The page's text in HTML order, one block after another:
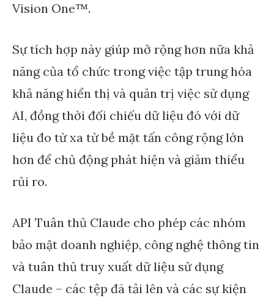
Vision One™.
Sự tích hợp này giúp mở rộng hơn nữa khả
năng của tổ chức trong việc tập trung hóa
khả năng hiển thị và quản trị việc sử dụng
AI, đồng thời đối chiếu dữ liệu đó với dữ
liệu đo từ xa từ bề mặt tấn công rộng lớn
hơn để chủ động phát hiện và giảm thiểu
rủi ro.
API Tuân thủ Claude cho phép các nhóm
bảo mật doanh nghiệp, công nghệ thông tin
và tuân thủ truy xuất dữ liệu sử dụng
Claude – các tệp đã tải lên và các sự kiện